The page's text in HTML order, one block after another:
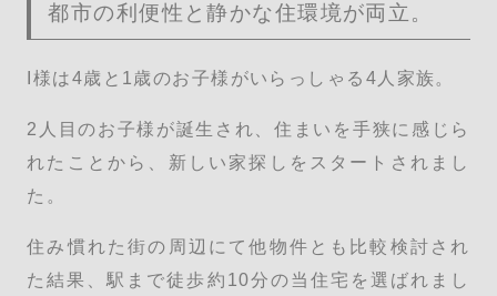
都市の利便性と静かな住環境が両立。
I様は4歳と1歳のお子様がいらっしゃる4人家族。
2人目のお子様が誕生され、住まいを手狭に感じら
れたことから、新しい家探しをスタートされまし
た。
住み慣れた街の周辺にて他物件とも比較検討され
た結果、駅まで徒歩約10分の当住宅を選ばれまし